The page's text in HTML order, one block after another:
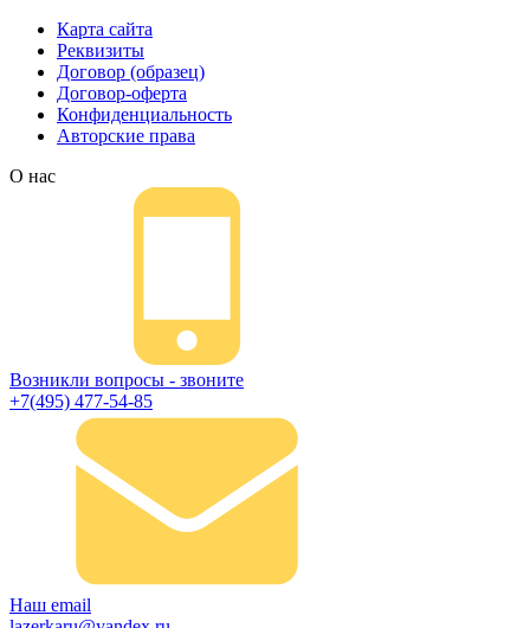
Карта сайта
Реквизиты
Договор (образец)
Договор-оферта
Конфиденциальность
Авторские права
О нас
Возникли вопросы - звоните
+7(495) 477-54-85
Наш email